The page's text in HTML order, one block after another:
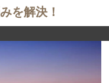
を解決！